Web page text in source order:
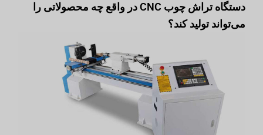
دستگاه تراش چوب CNC در واقع چه محصولاتی را
می‌تواند تولید کند؟